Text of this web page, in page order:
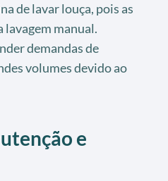
de lavar louça, pois as
lavagem manual.
demandas de
volumes devido ao
e